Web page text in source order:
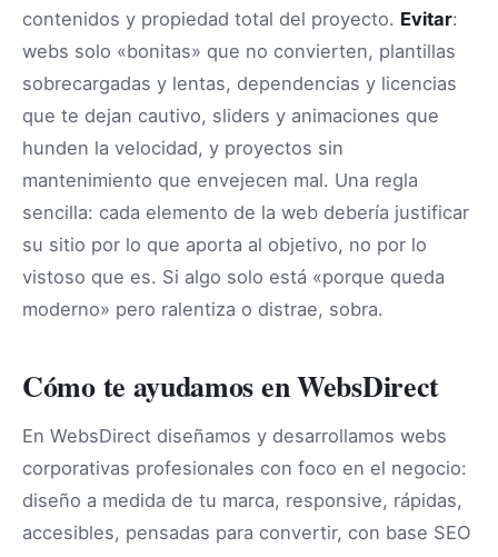
contenidos y propiedad total del proyecto. Evitar:
webs solo «bonitas» que no convierten, plantillas
sobrecargadas y lentas, dependencias y licencias
que te dejan cautivo, sliders y animaciones que
hunden la velocidad, y proyectos sin
mantenimiento que envejecen mal. Una regla
sencilla: cada elemento de la web debería justificar
su sitio por lo que aporta al objetivo, no por lo
vistoso que es. Si algo solo está «porque queda
moderno» pero ralentiza o distrae, sobra.
Cómo te ayudamos en WebsDirect
En WebsDirect diseñamos y desarrollamos webs
corporativas profesionales con foco en el negocio:
diseño a medida de tu marca, responsive, rápidas,
accesibles, pensadas para convertir, con base SEO